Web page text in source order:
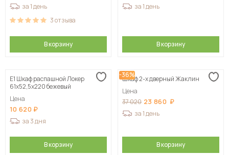
за 1 день
3отзыва
В корзину
за 1 день
В корзину
Е1 Шкаф распашной Локер
61x52,5x220 бежевый
Цена
10 620
за 3 дня
В корзину
-36%
Шкаф 2-х дверный Жаклин
Цена
37 020 23 860
за 1 день
В корзину